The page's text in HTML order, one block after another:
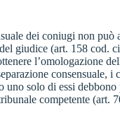
dei coniugi non può
giudice (art. 158 cod.
l’omologazione
consensuale, i
uno solo di essi debbono
competente (art.